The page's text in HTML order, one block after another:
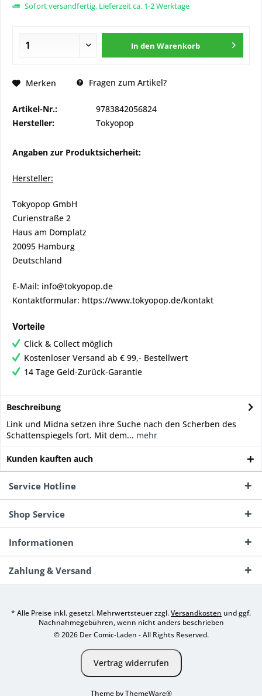
Sofort versandfertig, Lieferzeit ca. 1-2 Werktage
In den Warenkorb
Merken Fragen zum Artikel?
Artikel-Nr.:
9783842056824
Hersteller:
Tokyopop
Angaben zur Produktsicherheit:
Hersteller:
Tokyopop GmbH
Curienstraße 2
Haus am Domplatz
20095 Hamburg
Deutschland
E-Mail: info@tokyopop.de
Kontaktformular: https://www.tokyopop.de/kontakt
Vorteile
Click & Collect möglich
Kostenloser Versand ab € 99,- Bestellwert
14 Tage Geld-Zurück-Garantie
Beschreibung
Link und Midna setzen ihre Suche nach den Scherben des
Schattenspiegels fort. Mit dem... mehr
Kunden kauften auch
Service Hotline
Shop Service
Informationen
Zahlung & Versand
* Alle Preise inkl. gesetzl. Mehrwertsteuer zzgl.Versandkosten und ggf.
Nachnahmegebühren, wenn nicht anders beschrieben
© 2026 Der Comic-Laden - All Rights Reserved.
Vertrag widerrufen
Theme byThemeWare®